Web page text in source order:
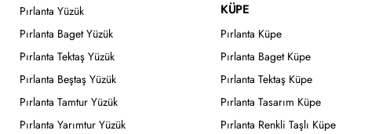
Pırlanta Yüzük
Pırlanta Baget Yüzük
Pırlanta Tektaş Yüzük
Pırlanta Beştaş Yüzük
Pırlanta Tamtur Yüzük
Pırlanta Yarımtur Yüzük
KÜPE
Pırlanta Küpe
Pırlanta Baget Küpe
Pırlanta Tektaş Küpe
Pırlanta Tasarım Küpe
Pırlanta Renkli Taşlı Küpe